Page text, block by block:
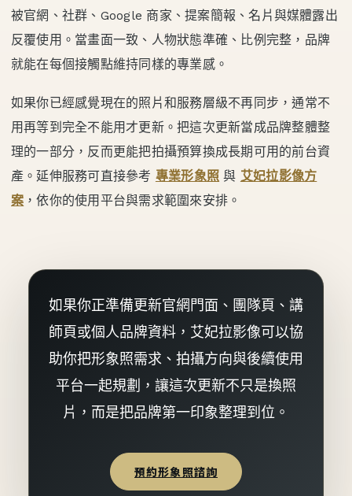
被官網、社群、Google 商家、提案簡報、名片與媒體露出
反覆使用。當畫面一致、人物狀態準確、比例完整，品牌
就能在每個接觸點維持同樣的專業感。
如果你已經感覺現在的照片和服務層級不再同步，通常不
用再等到完全不能用才更新。把這次更新當成品牌整體整
理的一部分，反而更能把拍攝預算換成長期可用的前台資
產。延伸服務可直接參考 專業形象照 與 艾妃拉影像方
案 ，依你的使用平台與需求範圍來安排。
如果你正準備更新官網門面、團隊頁、講
師頁或個人品牌資料，艾妃拉影像可以協
助你把形象照需求、拍攝方向與後續使用
平台一起規劃，讓這次更新不只是換照
片，而是把品牌第一印象整理到位。
預約形象照諮詢